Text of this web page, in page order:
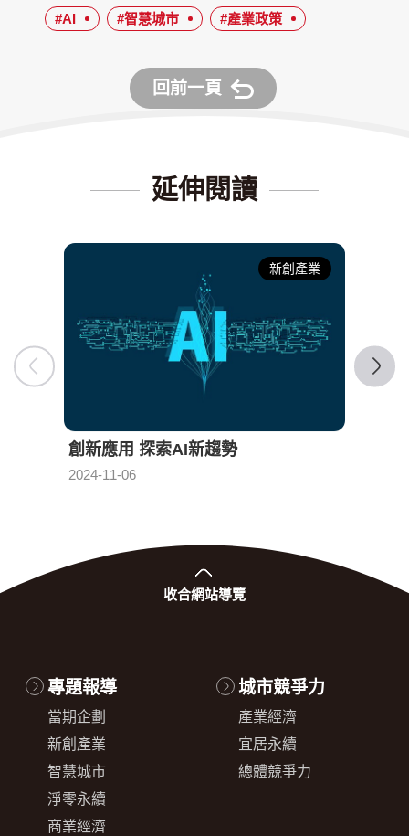
#AI #智慧城市 #產業政策
回前一頁
延伸閱讀
新創產業
創新應用 探索AI新趨勢
2024-11-06
發布日期：
收合網站導覽
專題報導
當期企劃
新創產業
智慧城市
淨零永續
商業經濟
城市競爭力
產業經濟
宜居永續
總體競爭力